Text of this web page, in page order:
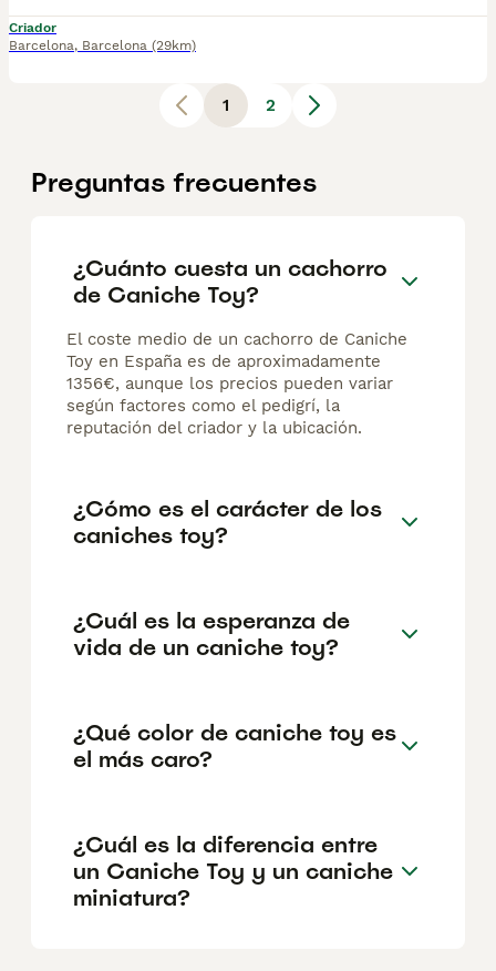
Criador
Barcelona, Barcelona (29km)
1 2
Preguntas frecuentes
¿Cuánto cuesta un cachorro
de Caniche Toy?
El coste medio de un cachorro de Caniche
Toy en España es de aproximadamente
1356€, aunque los precios pueden variar
según factores como el pedigrí, la
reputación del criador y la ubicación.
¿Cómo es el carácter de los
caniches toy?
¿Cuál es la esperanza de
vida de un caniche toy?
¿Qué color de caniche toy es
el más caro?
¿Cuál es la diferencia entre
un Caniche Toy y un caniche
miniatura?